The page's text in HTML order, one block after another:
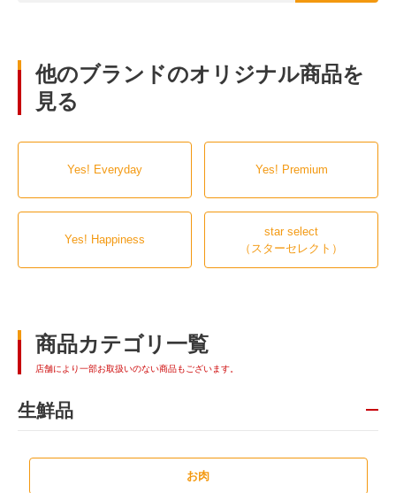
他のブランドのオリジナル商品を
見る
Yes! Everyday Yes! Premium
Yes! Happiness
star select
（スターセレクト）
商品カテゴリ一覧
店舗により一部お取扱いのない商品もございます。
生鮮品
お肉